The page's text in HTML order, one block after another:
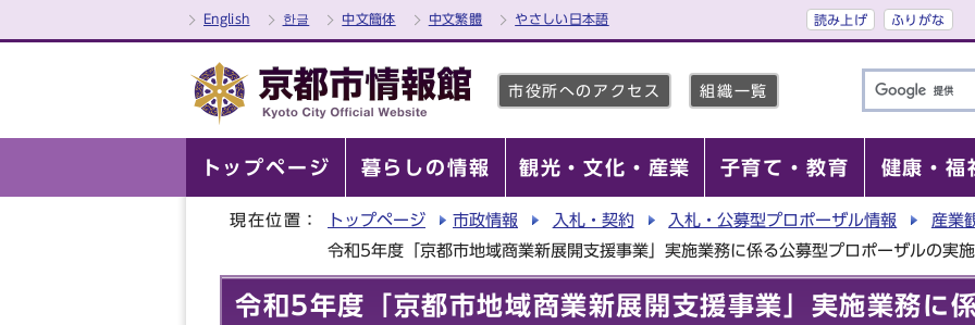
English 한글 中文簡体 中文繁體 やさしい日本語 読み上げ ふりがな
市役所へのアクセス 組織一覧
トップページ 暮らしの情報 観光・文化・産業 子育て・教育 健康・福
現在位置： トップページ 市政情報 入札・契約 入札・公募型プロポーザル情報
産業
令和5年度「京都市地域商業新展開支援事業」実施業務に係る公募型プロポーザルの実
令和5年度「京都市地域商業新展開支援事業」実施業務に